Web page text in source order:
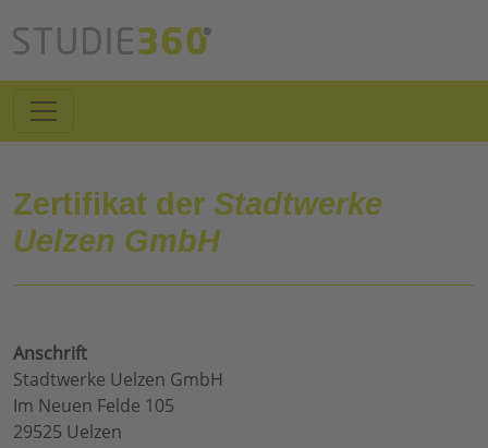
Zertifikat der Stadtwerke
Uelzen GmbH
Anschrift
Stadtwerke Uelzen GmbH
Im Neuen Felde 105
29525 Uelzen